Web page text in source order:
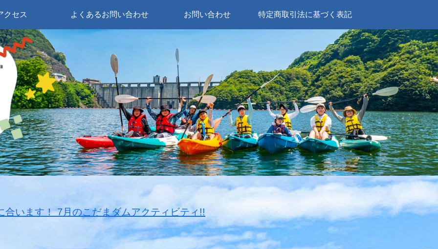
クセス よくあるお問い合わせ お問い合わせ 特定商取引法に基づく表記
合います！ 7月のこだまダムアクティビティ!!